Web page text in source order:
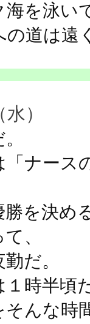
海を泳い
の道は遠
）
「ナース
勝を決め
、
だ。
時半頃
そんな時